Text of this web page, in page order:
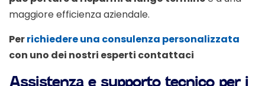
maggiore efficienza aziendale.
Perrichiedere una consulenza personalizzata
con uno dei nostri esperti contattaci
Assistenza e supporto tecnico per i